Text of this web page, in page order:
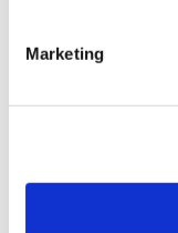
Marketing